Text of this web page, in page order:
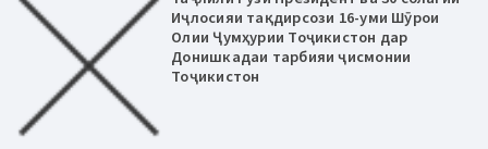
Иҷлосияи тақдирсози 16-уми Шӯрои
Олии Ҷумҳурии Тоҷикистон дар
Донишкадаи тарбияи ҷисмонии
Тоҷикистон